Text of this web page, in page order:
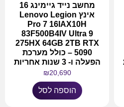
מחשב נייד גיימינג 16
אינץ Lenovo Legion
Pro 7 16IAX10H
83F500B4IV Ultra 9
275HX 64GB 2TB RTX
5090 – כולל מערכת
הפעלה ו- 3 שנות אחריות
₪20,690
הוספה לסל